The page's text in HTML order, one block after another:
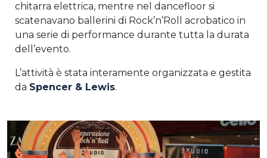
chitarra elettrica, mentre nel dancefloor si
scatenavano ballerini di Rock’n’Roll acrobatico in
una serie di performance durante tutta la durata
dell’evento.
L’attività è stata interamente organizzata e gestita
da Spencer & Lewis.